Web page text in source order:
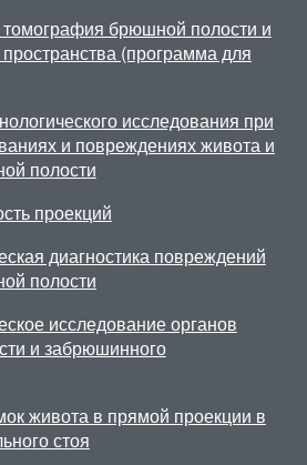
брюшной полости и
(программа для
исследования при
и повреждениях живота и
полости
проекций
диагностика повреждений
полости
исследование органов
и забрюшинного
живота в прямой проекции в
стоя